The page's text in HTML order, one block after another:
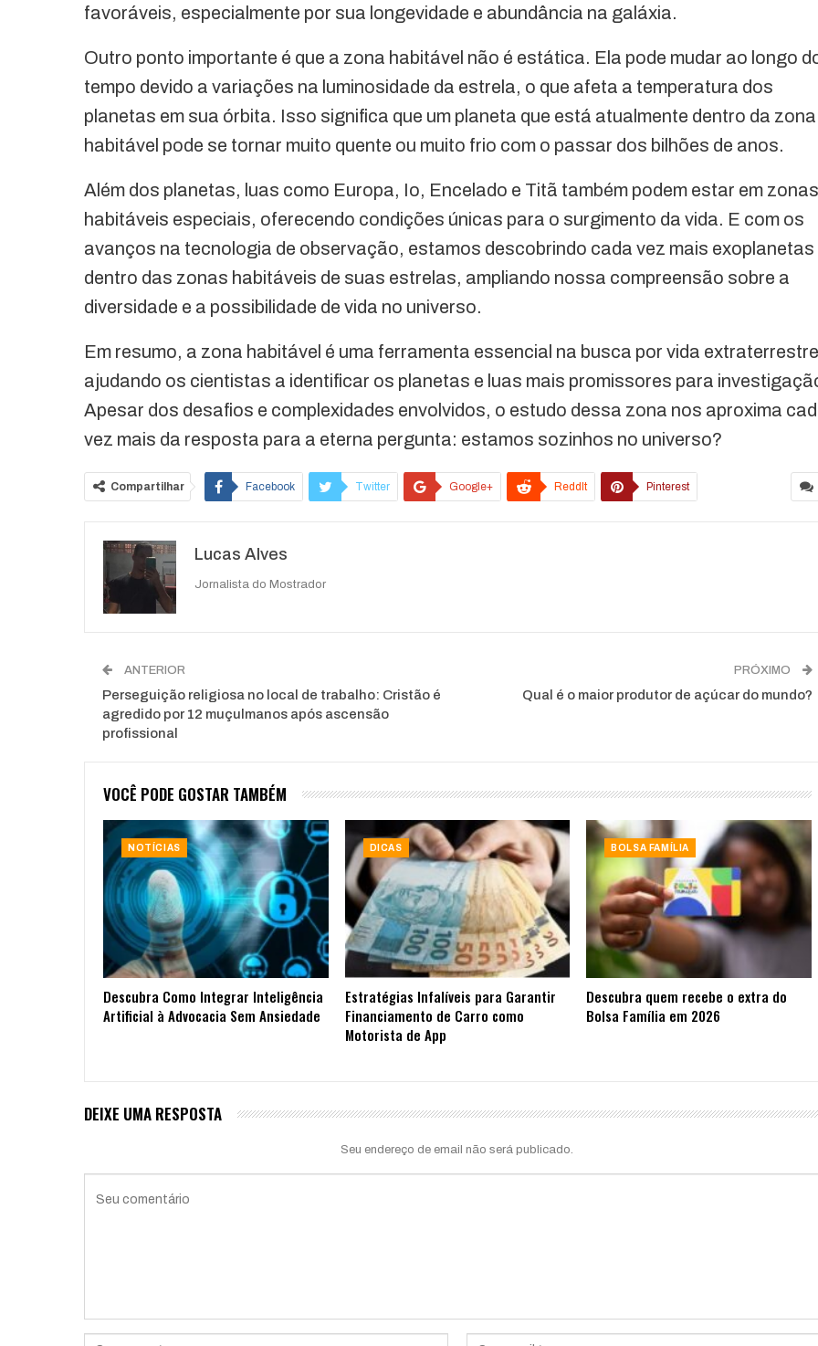
favoráveis, especialmente por sua longevidade e abundância na galáxia.
Outro ponto importante é que a zona habitável não é estática. Ela pode mudar ao longo
tempo devido a variações na luminosidade da estrela, o que afeta a temperatura dos
planetas em sua órbita. Isso significa que um planeta que está atualmente dentro da zona
habitável pode se tornar muito quente ou muito frio com o passar dos bilhões de anos.
Além dos planetas, luas como Europa, Io, Encelado e Titã também podem estar em zonas
habitáveis especiais, oferecendo condições únicas para o surgimento da vida. E com os
avanços na tecnologia de observação, estamos descobrindo cada vez mais exoplanetas
dentro das zonas habitáveis de suas estrelas, ampliando nossa compreensão sobre a
diversidade e a possibilidade de vida no universo.
Em resumo, a zona habitável é uma ferramenta essencial na busca por vida
ajudando os cientistas a identificar os planetas e luas mais promissores para
Apesar dos desafios e complexidades envolvidos, o estudo dessa zona nos aproxima
vez mais da resposta para a eterna pergunta: estamos sozinhos no universo?
Compartilhar Facebook Twitter Google+ ReddIt Pinterest
Lucas Alves
Jornalista do Mostrador
ANTERIOR
Perseguição religiosa no local de trabalho: Cristão é
agredido por 12 muçulmanos após ascensão
profissional
PRÓXIMO
Qual é o maior produtor de açúcar do mundo?
VOCÊ PODE GOSTAR TAMBÉM
NOTÍCIAS
Descubra Como Integrar Inteligência
Artificial à Advocacia Sem Ansiedade
DICAS
Estratégias Infalíveis para Garantir
Financiamento de Carro como
Motorista de App
BOLSA FAMÍLIA
Descubra quem recebe o extra do
Bolsa Família em 2026
DEIXE UMA RESPOSTA
Seu endereço de email não será publicado.